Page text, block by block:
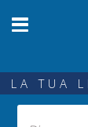
LA TUA